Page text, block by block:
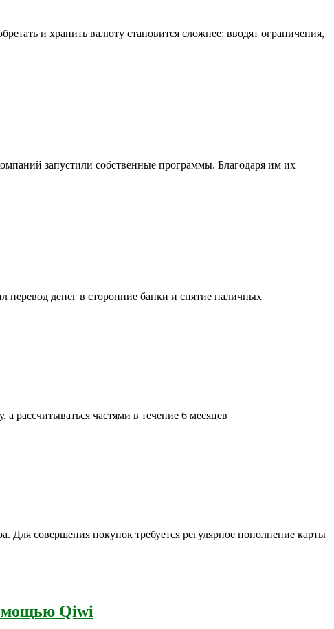
и хранить валюту становится сложнее: вводят ограничения,
запустили собственные программы. Благодаря им их
денег в сторонние банки и снятие наличных
рассчитываться частями в течение 6 месяцев
Для совершения покупок требуется регулярное пополнение карты
Qiwi